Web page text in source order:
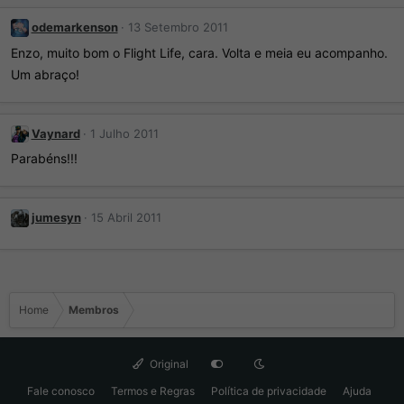
odemarkenson 13 Setembro 2011
Enzo, muito bom o Flight Life, cara. Volta e meia eu acompanho.
Um abraço!
Vaynard 1 Julho 2011
Parabéns!!!
jumesyn 15 Abril 2011
Home Membros
Original
Fale conosco
Termos e Regras Política de privacidade Ajuda